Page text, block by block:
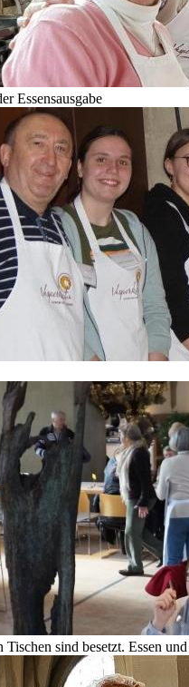
Essensausgabe
Tischen sind besetzt. Essen